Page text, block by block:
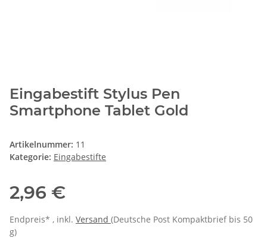
Eingabestift Stylus Pen
Smartphone Tablet Gold
Artikelnummer: 11
Kategorie: Eingabestifte
2,96 €
Endpreis* , inkl. Versand (Deutsche Post Kompaktbrief bis 50
g)